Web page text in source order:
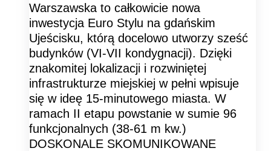
Warszawska to całkowicie nowa
inwestycja Euro Stylu na gdańskim
Ujeścisku, którą docelowo utworzy sześć
budynków (VI-VII kondygnacji). Dzięki
znakomitej lokalizacji i rozwiniętej
infrastrukturze miejskiej w pełni wpisuje
się w ideę 15-minutowego miasta. W
ramach II etapu powstanie w sumie 96
funkcjonalnych (38-61 m kw.)
DOSKONALE SKOMUNIKOWANE